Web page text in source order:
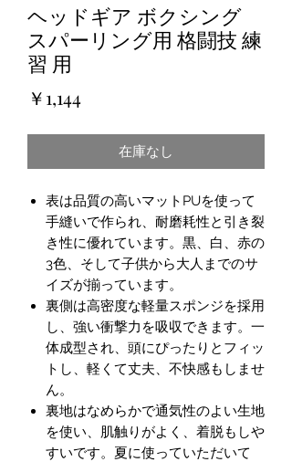
ヘッドギア ボクシング
スパーリング用 格闘技 練
習 用
￥1,144
在庫なし
表は品質の高いマットPUを使って
手縫いで作られ、耐磨耗性と引き裂
き性に優れています。黒、白、赤の
3色、そして子供から大人までのサ
イズが揃っています。
裏側は高密度な軽量スポンジを採用
し、強い衝撃力を吸収できます。一
体成型され、頭にぴったりとフィッ
トし、軽くて丈夫、不快感もしませ
ん。
裏地はなめらかで通気性のよい生地
を使い、肌触りがよく、着脱もしや
すいです。夏に使っていただいて